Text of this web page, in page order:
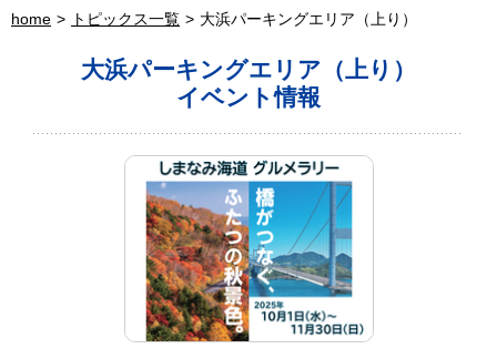
home トピックス一覧 大浜パーキングエリア（上り）
大浜パーキングエリア（上り）
イベント情報